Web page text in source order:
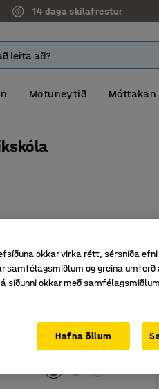
14 daga skilafrestur
Mötuneytið Móttakan
okkar virka rétt, sérsníða efni
samfélagsmiðlum og greina umferð
síðunni okkar með
Hafna öllum